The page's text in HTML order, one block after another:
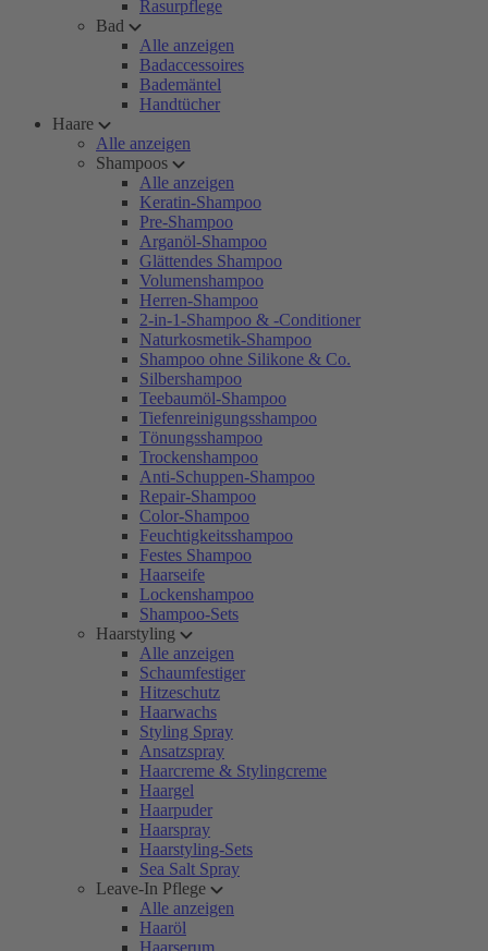
Rasurpflege
Bad
Alle anzeigen
Badaccessoires
Bademäntel
Handtücher
Haare
Alle anzeigen
Shampoos
Alle anzeigen
Keratin-Shampoo
Pre-Shampoo
Arganöl-Shampoo
Glättendes Shampoo
Volumenshampoo
Herren-Shampoo
2-in-1-Shampoo & -Conditioner
Naturkosmetik-Shampoo
Shampoo ohne Silikone & Co.
Silbershampoo
Teebaumöl-Shampoo
Tiefenreinigungsshampoo
Tönungsshampoo
Trockenshampoo
Anti-Schuppen-Shampoo
Repair-Shampoo
Color-Shampoo
Feuchtigkeitsshampoo
Festes Shampoo
Haarseife
Lockenshampoo
Shampoo-Sets
Haarstyling
Alle anzeigen
Schaumfestiger
Hitzeschutz
Haarwachs
Styling Spray
Ansatzspray
Haarcreme & Stylingcreme
Haargel
Haarpuder
Haarspray
Haarstyling-Sets
Sea Salt Spray
Leave-In Pflege
Alle anzeigen
Haaröl
Haarserum